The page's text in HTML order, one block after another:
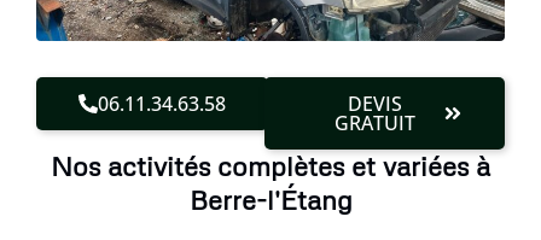
06.11.34.63.58 DEVIS
GRATUIT
Nos activités complètes et variées à
Berre-l'Étang